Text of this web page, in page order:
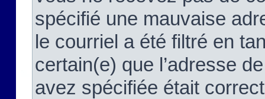
spécifié une mauvaise
le courriel a été filtré en
certain(e) que l’adresse
avez spécifiée était